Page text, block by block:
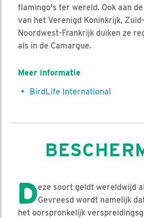
flamingo's ter wereld. Ook aan
van het Verenigd Koninkrijk,
Noordwest-Frankrijk duiken ze
als in de Camargue.
Meer informatie
BirdLife International
Deze soort geldt wereldwijd
Gevreesd wordt namelijk
het oorspronkelijk